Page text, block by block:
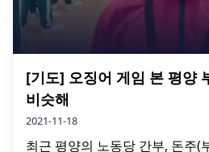
[기도] 오징어 게임 본 평양
비슷해
2021-11-18
최근 평양의 노동당 간부, 돈주(